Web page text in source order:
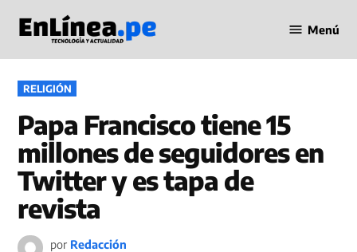
contenido
en Línea
Menú
PUBLICADO
EN
RELIGIÓN
Papa Francisco tiene 15
millones de seguidores en
Twitter y es tapa de
revista
por Redacción